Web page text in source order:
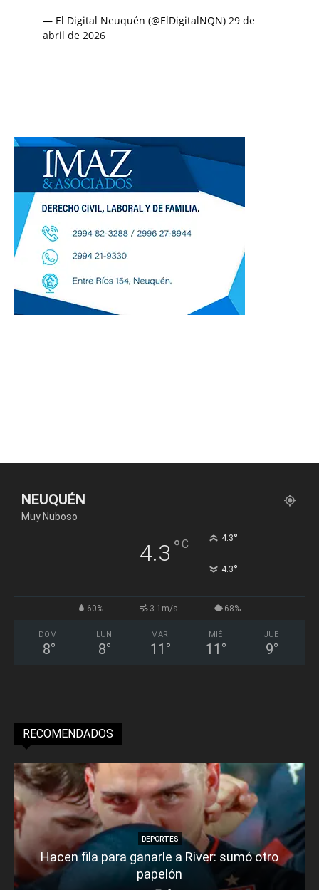
— El Digital Neuquén (@ElDigitalNQN) 29 de
abril de 2026
NEUQUÉN
Muy Nuboso
4.3 °C 4.3°
4.3°
60% 3.1m/s 68%
DOM
8°
LUN
8°
MAR
11 °
MIÉ
11 °
JUE
9°
RECOMENDADOS
DEPORTES
Hacen fila para ganarle a River: sumó otro
papelón